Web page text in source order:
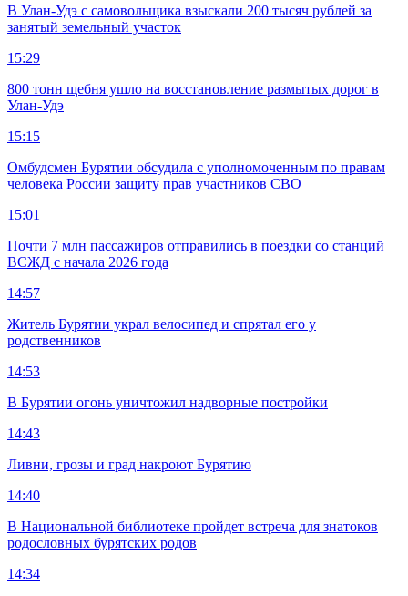
В Улан-Удэ с самовольщика взыскали 200 тысяч рублей за
занятый земельный участок
15:29
800 тонн щебня ушло на восстановление размытых дорог в
Улан-Удэ
15:15
Омбудсмен Бурятии обсудила с уполномоченным по правам
человека России защиту прав участников СВО
15:01
Почти 7 млн пассажиров отправились в поездки со станций
ВСЖД с начала 2026 года
14:57
Житель Бурятии украл велосипед и спрятал его у
родственников
14:53
В Бурятии огонь уничтожил надворные постройки
14:43
Ливни, грозы и град накроют Бурятию
14:40
В Национальной библиотеке пройдет встреча для знатоков
родословных бурятских родов
14:34